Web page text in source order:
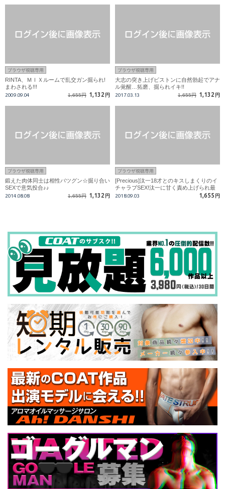
ブラウザ視聴専用
RINTA、ＭＩＸルームで乱交ガン掘られ!
まわされる!!!
2009.09.04 1,655円 1,132 円
ブラウザ視聴専用
大志の突き上げピストンに自然勃起でアナ
ル覚醒…拓磨、掘られイキ!!
2017.03.13 1,655円 1,132 円
ブラウザ視聴専用
鍛えた肉体同士は相性バツグン☆掘り合い
SEXで意気投合♪♪
2014.08.08 1,655円 1,132 円
ブラウザ視聴専用
[Precious]汰一18才とのキスしまくりのイ
チャラブSEX!汰一に甘く責め上げられ最
後は初の顔射受けも！
2018.09.03 1,655 円